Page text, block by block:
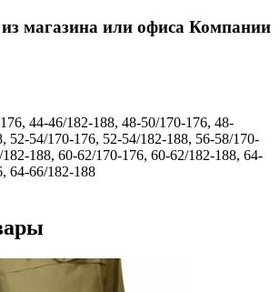
магазина или офиса Компании
44-46/182-188, 48-50/170-176, 48-
52-54/170-176, 52-54/182-188, 56-58/170-
188, 60-62/170-176, 60-62/182-188, 64-
64-66/182-188